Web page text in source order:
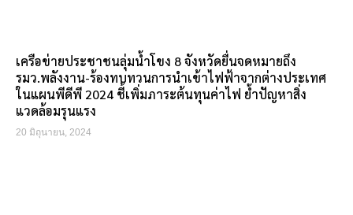
เครือข่ายประชาชนลุ่มน้ำโขง 8 จังหวัดยื่นจดหมายถึง
รมว.พลังงาน-ร้องทบทวนการนำเข้าไฟฟ้าจากต่างประเทศ
ในแผนพีดีพี 2024 ชี้เพิ่มภาระต้นทุนค่าไฟ ย้ำปัญหาสิ่ง
แวดล้อมรุนแรง
20 มิถุนายน, 2024